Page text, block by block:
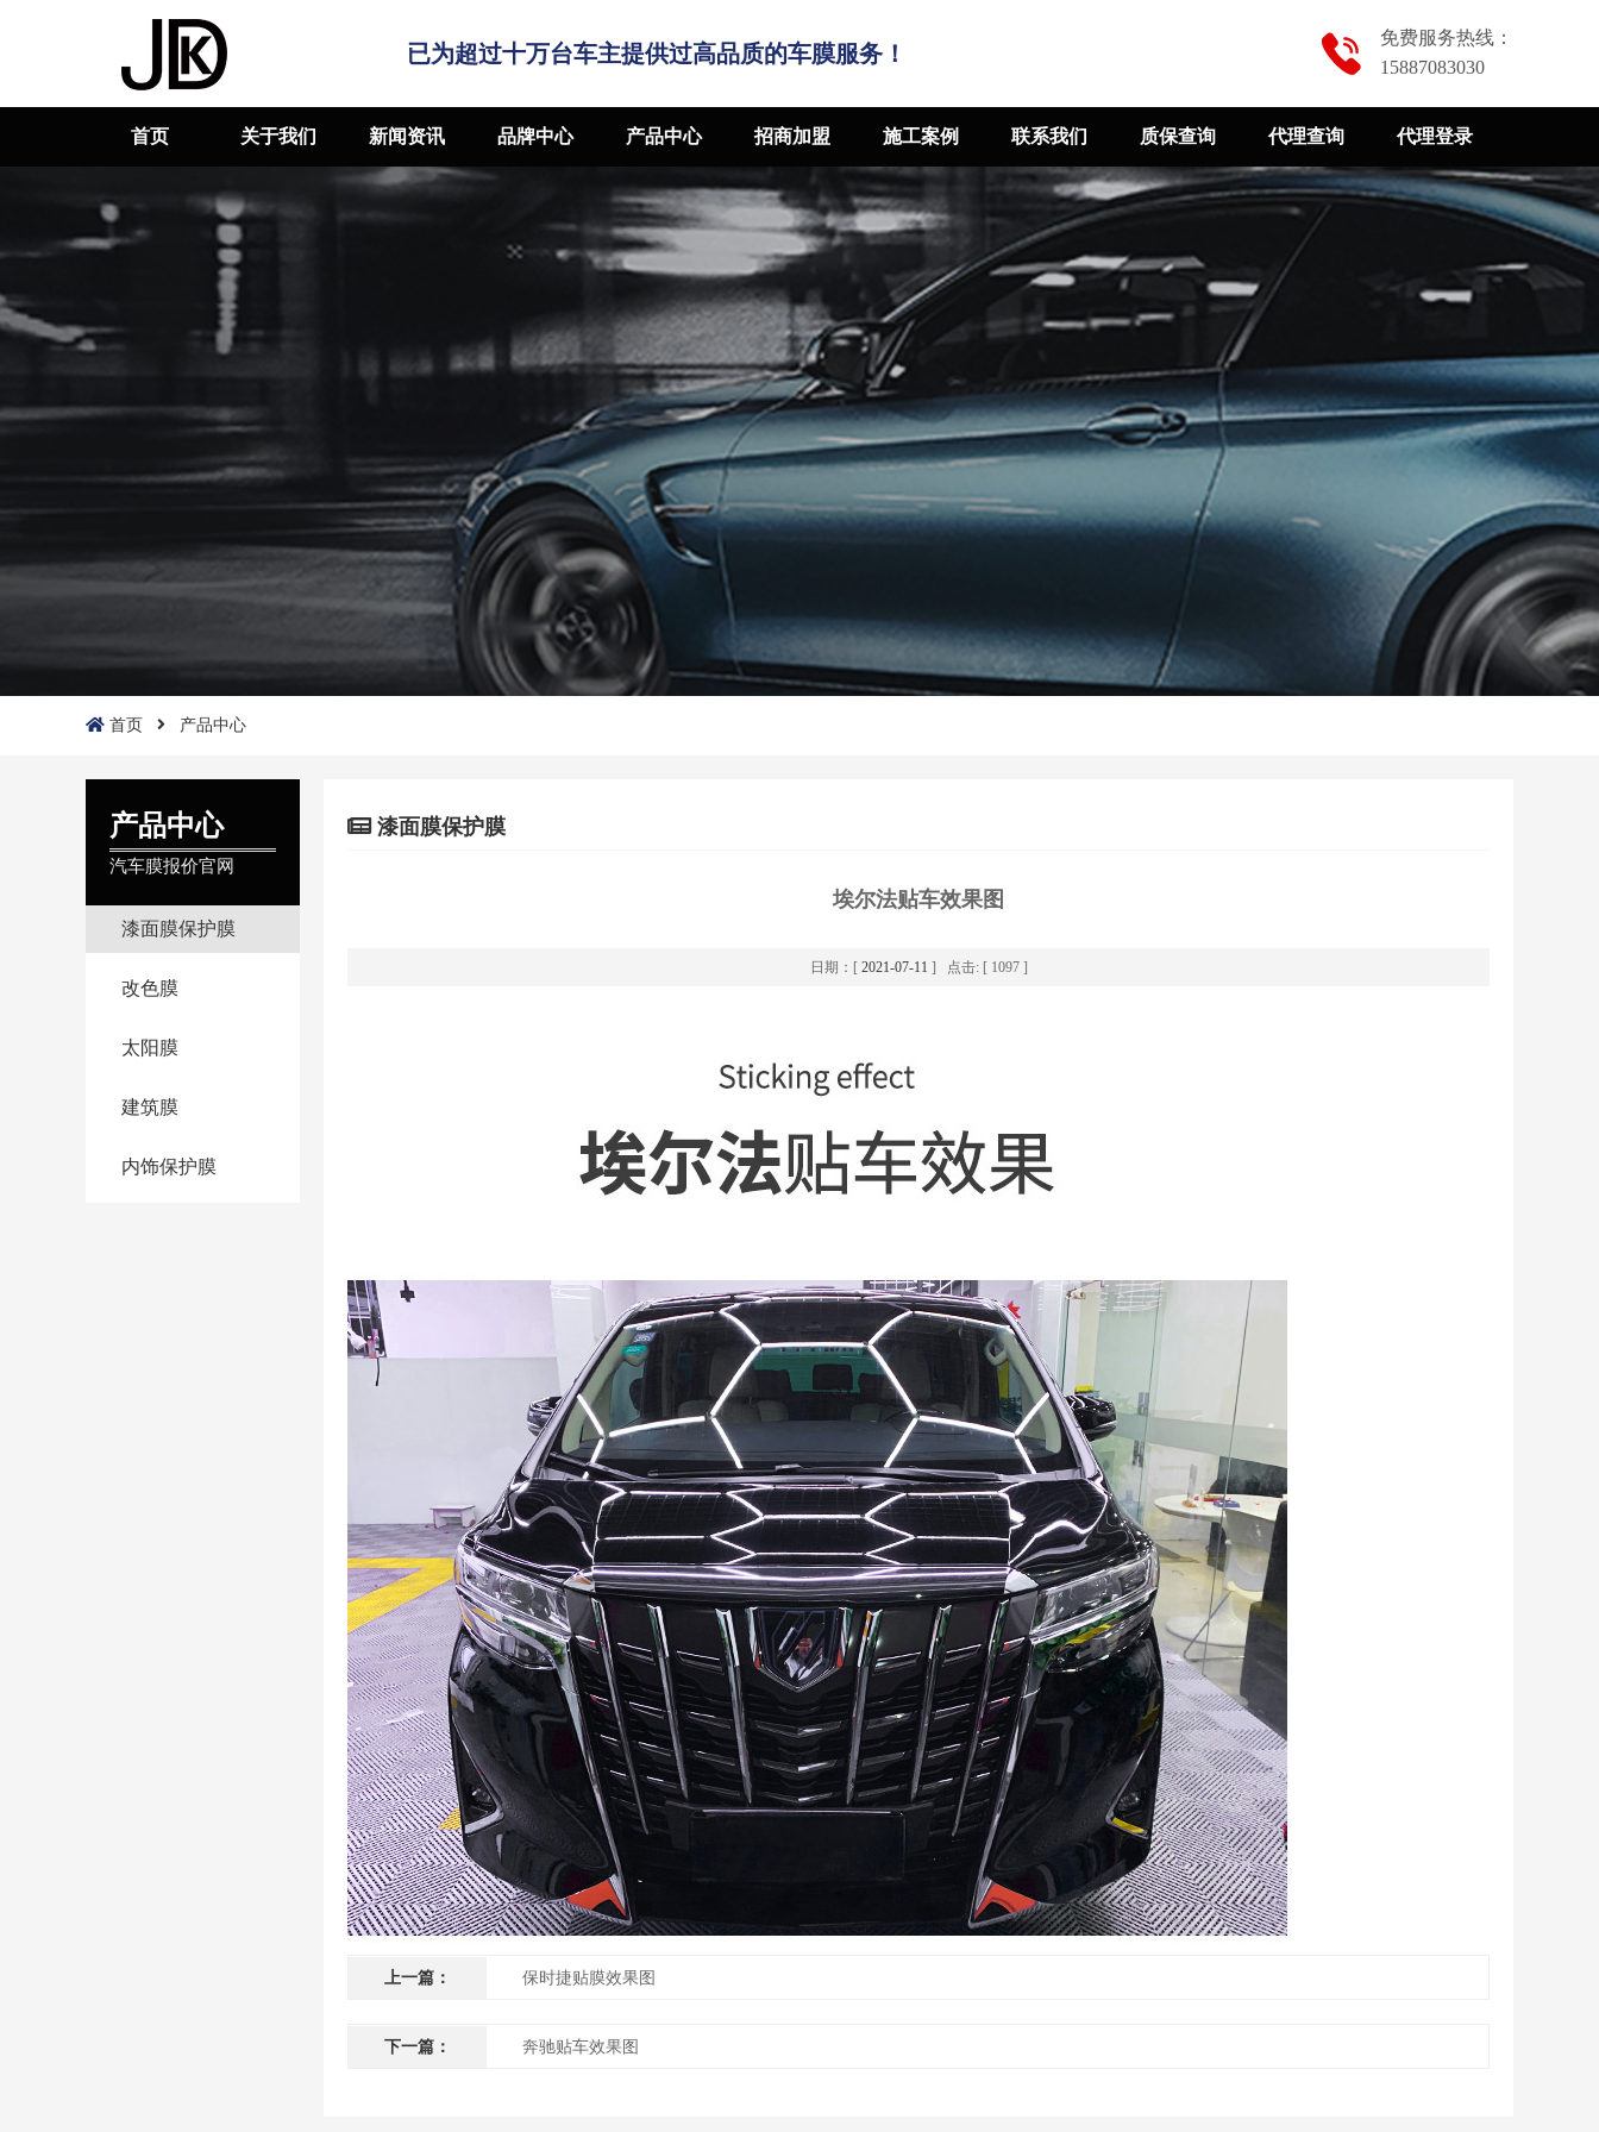
已为超过十万台车主提供过高品质的车膜服务！
免费服务热线：
15887083030
首页 关于我们 新闻资讯 品牌中心 产品中心 招商加盟 施工案例 联系我们 质保查询 代理查询 代理登录
首页 产品中心
产品中心
汽车膜报价官网
漆面膜保护膜
改色膜
太阳膜
建筑膜
内饰保护膜
漆面膜保护膜
埃尔法贴车效果图
日期：[ 2021-07-11 ] 点击: [ 1097 ]
上一篇： 保时捷贴膜效果图
下一篇： 奔驰贴车效果图